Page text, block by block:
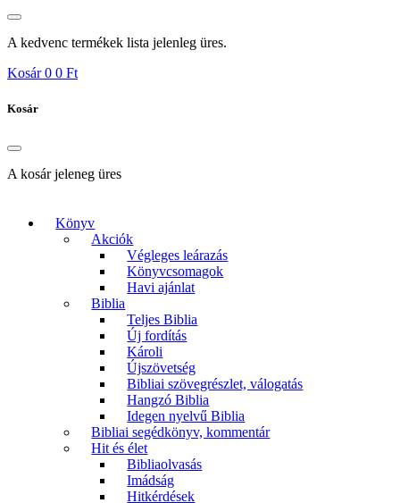
A kedvenc termékek lista jelenleg üres.
Kosár 0 0 Ft
Kosár
A kosár jeleneg üres
Könyv
Akciók
Végleges leárazás
Könyvcsomagok
Havi ajánlat
Biblia
Teljes Biblia
Új fordítás
Károli
Újszövetség
Bibliai szövegrészlet, válogatás
Hangzó Biblia
Idegen nyelvű Biblia
Bibliai segédkönyv, kommentár
Hit és élet
Bibliaolvasás
Imádság
Hitkérdések